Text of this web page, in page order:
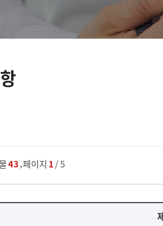
43,페이지 1/ 5